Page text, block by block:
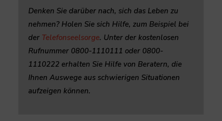
Denken Sie darüber nach, sich das Leben zu
nehmen? Holen Sie sich Hilfe, zum Beispiel bei
der Telefonseelsorge. Unter der kostenlosen
Rufnummer 0800-1110111 oder 0800-
1110222 erhalten Sie Hilfe von Beratern, die
Ihnen Auswege aus schwierigen Situationen
aufzeigen können.